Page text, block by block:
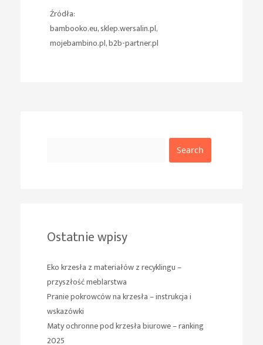
Źródła:
bambooko.eu, sklep.wersalin.pl,
mojebambino.pl, b2b-partner.pl
Ostatnie wpisy
Eko krzesła z materiałów z recyklingu –
przyszłość meblarstwa
Pranie pokrowców na krzesła – instrukcja i
wskazówki
Maty ochronne pod krzesła biurowe – ranking
2025